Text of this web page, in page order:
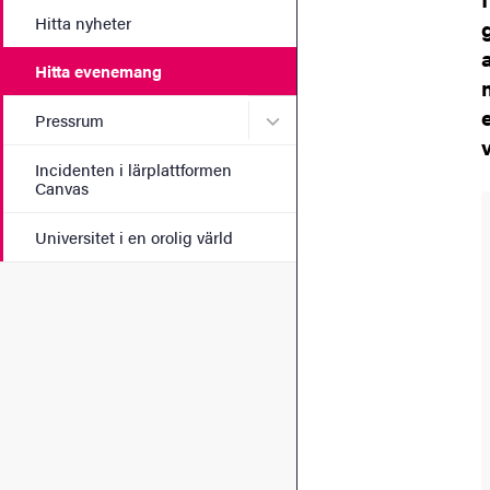
Hitta nyheter
Hitta evenemang
Pressrum Undermeny för Pressrum
Incidenten i lärplattformen
Canvas
Universitet i en orolig värld